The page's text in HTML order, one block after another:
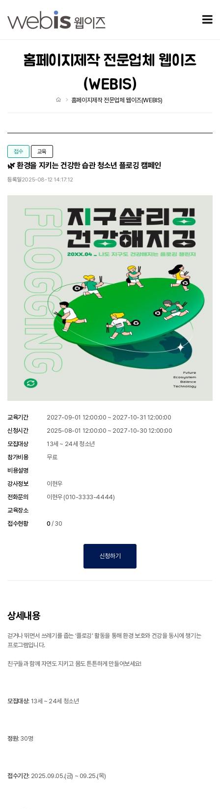
홈페이지제작 전문업체 웹이즈
(WEBIS)
처음으로
홈페이지제작 전문업체 웹이즈(WEBIS)
접수 교육
🌿 환경을 지키는 건강한 습관 청소년 플로깅 캠페인
등록일2025-08-12 14:17:12
교육기간
2027-09-01 12:00:00 ~ 2027-10-31 12:00:00
신청시간
2025-08-01 12:00:00 ~ 2027-10-30 12:00:00
모집대상
13세 ~ 24세 청소년
참가비용
무료
비용설명
강사정보
이현우
전화문의
이현우 (010-3333-4444)
교육장소
접수현황
0 / 30
신청하기
상세내용
걷거나 뛰면서 쓰레기를 줍는 ‘플로깅’ 활동을 통해 환경 보호와 건강을 동시에 챙기는
프로그램입니다.
친구들과 함께 자연도 지키고 몸도 튼튼하게 만들어보세요!
모집대상: 13세 ~ 24세 청소년
정원: 30명
접수기간: 2025.09.05.(금) ~ 09.25.(목)